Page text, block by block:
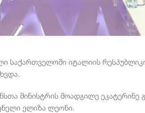
საქართველოში იტალიის
მინისტრის მოადგილე
ელიზა ლეონი.